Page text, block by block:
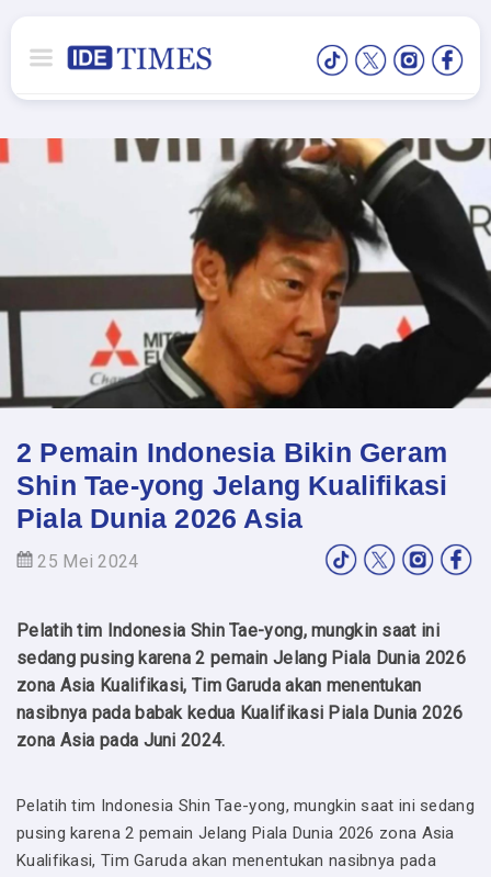
2 Pemain Indonesia Bikin Geram
Shin Tae-yong Jelang Kualifikasi
Piala Dunia 2026 Asia
25 Mei 2024
Pelatih tim Indonesia Shin Tae-yong, mungkin saat ini
sedang pusing karena 2 pemain Jelang Piala Dunia 2026
zona Asia Kualifikasi, Tim Garuda akan menentukan
nasibnya pada babak kedua Kualifikasi Piala Dunia 2026
zona Asia pada Juni 2024.
Pelatih tim Indonesia Shin Tae-yong, mungkin saat ini sedang
pusing karena 2 pemain Jelang Piala Dunia 2026 zona Asia
Kualifikasi, Tim Garuda akan menentukan nasibnya pada